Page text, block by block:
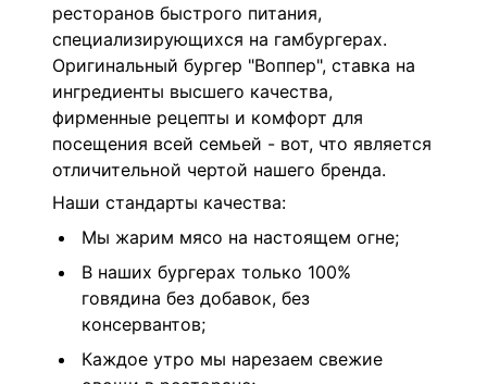
ресторанов быстрого питания,
специализирующихся на гамбургерах.
Оригинальный бургер "Воппер", ставка на
ингредиенты высшего качества,
фирменные рецепты и комфорт для
посещения всей семьей - вот, что является
отличительной чертой нашего бренда.
Наши стандарты качества:
Мы жарим мясо на настоящем огне;
В наших бургерах только 100%
говядина без добавок, без
консервантов;
Каждое утро мы нарезаем свежие